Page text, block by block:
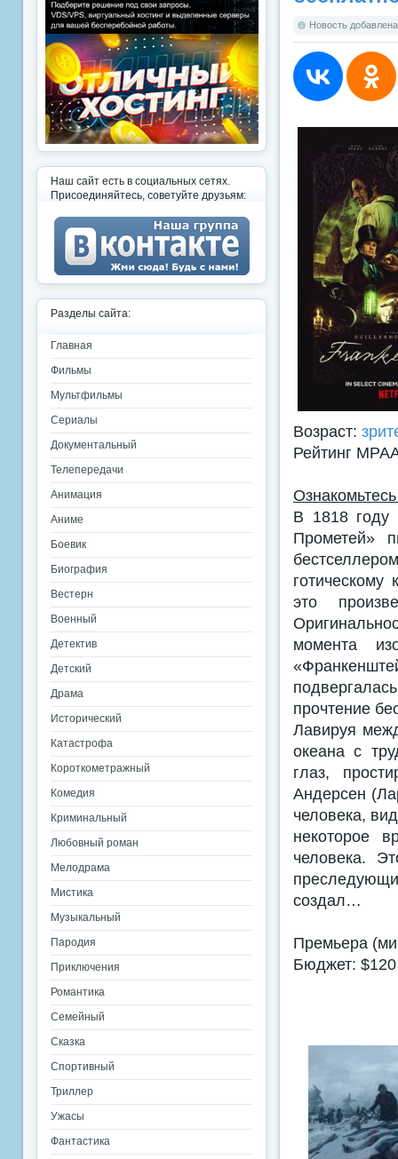
Новость
Возраст:
Рейтинг
В 1818 году
Прометей»
готическому
это
момента
прочтение
Лавируя
океана с
глаз,
Андерсен
человека,
некоторое
человека.
создал…
Премьера
Бюджет:
Наш сайт есть в социальных сетях.
Присоединяйтесь, советуйте друзьям:
Разделы сайта:
Главная
Фильмы
Мультфильмы
Сериалы
Документальный
Телепередачи
Анимация
Аниме
Боевик
Биография
Вестерн
Военный
Детектив
Детский
Драма
Исторический
Катастрофа
Короткометражный
Комедия
Криминальный
Любовный роман
Мелодрама
Мистика
Музыкальный
Пародия
Приключения
Романтика
Семейный
Сказка
Спортивный
Триллер
Ужасы
Фантастика